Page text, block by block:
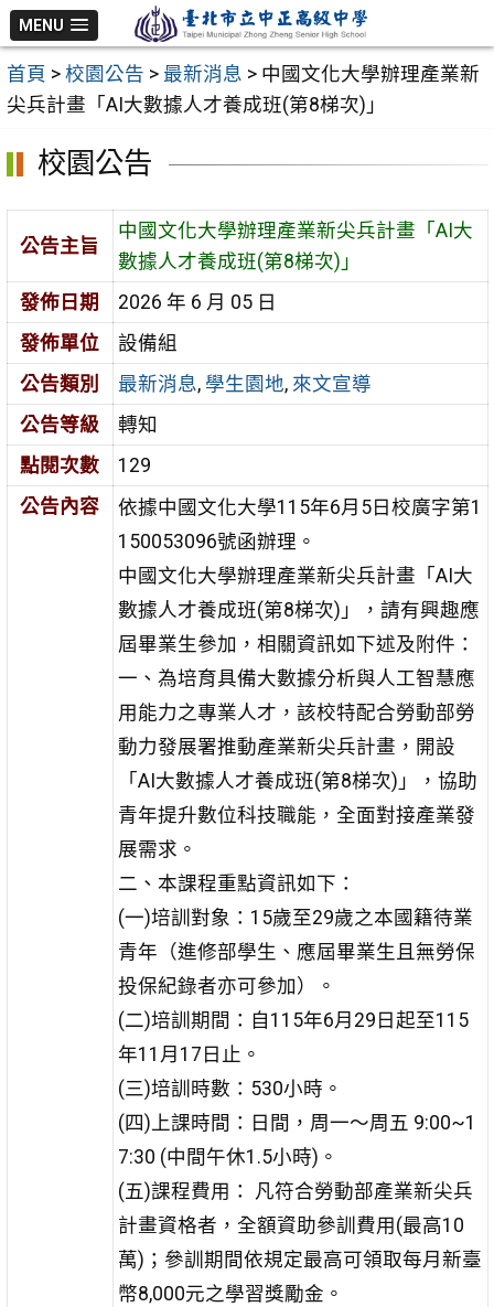
跳
至
主
要
MENU
首頁 > 校園公告 > 最新消息 > 中國文化大學辦理產業新
尖兵計畫「AI大數據人才養成班(第8梯次)」
校園公告
公告主旨
中國文化大學辦理產業新尖兵計畫「AI大
數據人才養成班(第8梯次)」
發佈日期
2026 年 6 月 05 日
發佈單位
設備組
公告類別
最新消息, 學生園地, 來文宣導
公告等級
轉知
點閱次數
129
公告內容
依據中國文化大學115年6月5日校廣字第1
150053096號函辦理。
中國文化大學辦理產業新尖兵計畫「AI大
數據人才養成班(第8梯次)」，請有興趣應
屆畢業生參加，相關資訊如下述及附件：
一、為培育具備大數據分析與人工智慧應
用能力之專業人才，該校特配合勞動部勞
動力發展署推動產業新尖兵計畫，開設
「AI大數據人才養成班(第8梯次)」，協助
青年提升數位科技職能，全面對接產業發
展需求。
二、本課程重點資訊如下：
(一)培訓對象：15歲至29歲之本國籍待業
青年（進修部學生、應屆畢業生且無勞保
投保紀錄者亦可參加）。
(二)培訓期間：自115年6月29日起至115
年11月17日止。
(三)培訓時數：530小時。
(四)上課時間：日間，周一～周五 9:00~1
7:30 (中間午休1.5小時)。
(五)課程費用： 凡符合勞動部產業新尖兵
計畫資格者，全額資助參訓費用(最高10
萬)；參訓期間依規定最高可領取每月新臺
幣8,000元之學習獎勵金。